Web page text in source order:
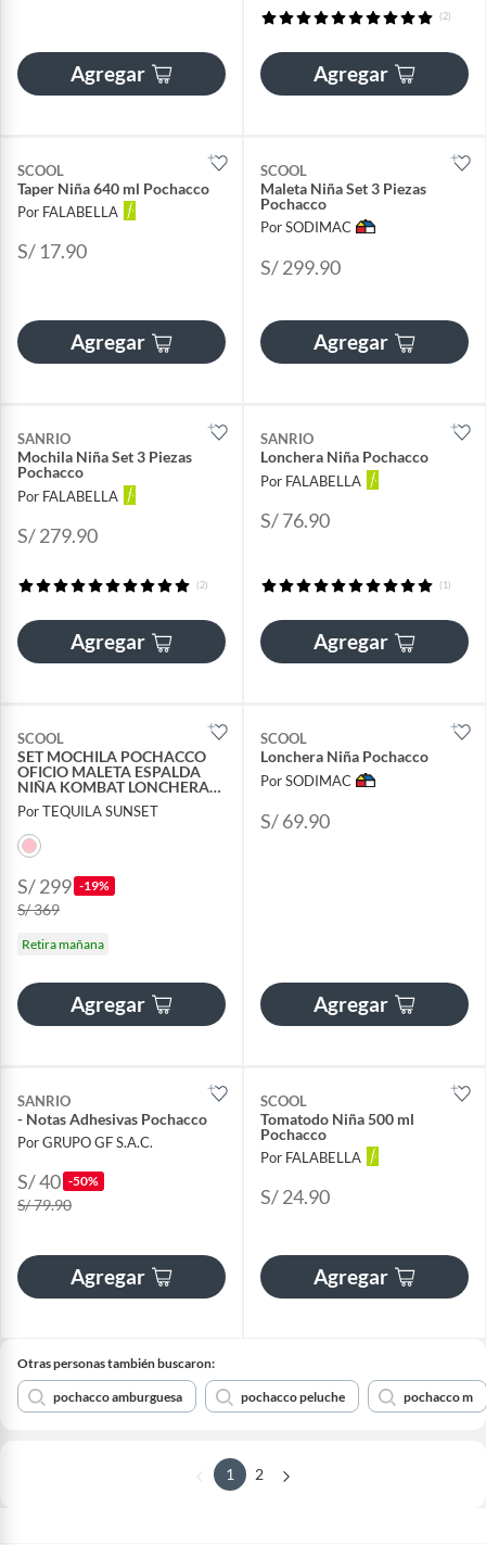
Agregar
(2)
Agregar
SCOOL
Taper Niña 640 ml Pochacco
Por FALABELLA
S/ 17.90
Agregar
SCOOL
Maleta Niña Set 3 Piezas
Pochacco
Por SODIMAC
S/ 299.90
Agregar
SANRIO
Mochila Niña Set 3 Piezas
Pochacco
Por FALABELLA
S/ 279.90
(2)
Agregar
SANRIO
Lonchera Niña Pochacco
Por FALABELLA
S/ 76.90
(1)
Agregar
SCOOL
SET MOCHILA POCHACCO
OFICIO MALETA ESPALDA
NIÑA KOMBAT LONCHERA
CARTUCHERA 3 PIEZAS
Por TEQUILA SUNSET
S/ 299 -19%
S/ 369
Retira mañana
Agregar
SCOOL
Lonchera Niña Pochacco
Por SODIMAC
S/ 69.90
Agregar
SANRIO
- Notas Adhesivas Pochacco
Por GRUPO GF S.A.C.
S/ 40 -50%
S/ 79.90
Agregar
SCOOL
Tomatodo Niña 500 ml
Pochacco
Por FALABELLA
S/ 24.90
Agregar
Otras personas también buscaron:
pochacco amburguesa pochacco peluche pochacco m
1 2